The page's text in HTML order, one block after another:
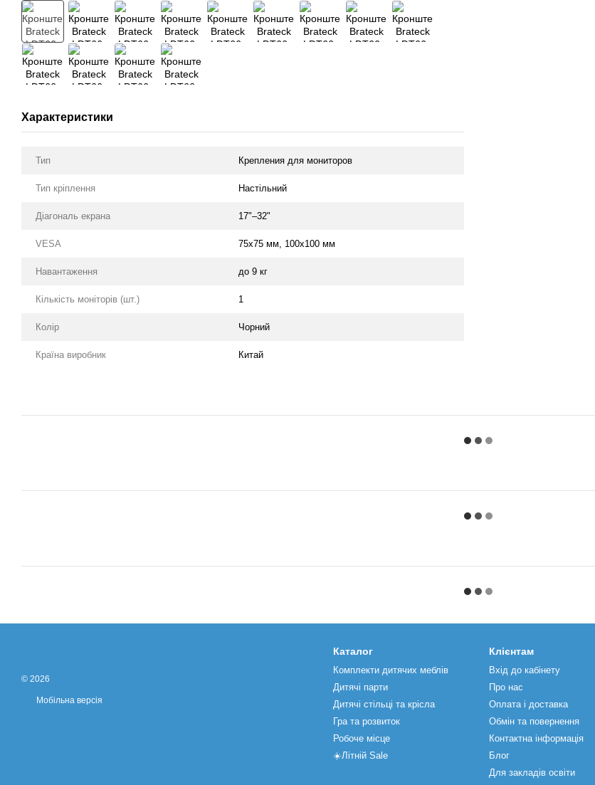
Характеристики
Тип Крепления для мониторов
Тип кріплення Настільний
Діагональ екрана 17"–32"
VESA 75x75 мм, 100x100 мм
Навантаження до 9 кг
Кількість моніторів (шт.) 1
Колір Чорний
Країна виробник Китай
© 2026
Мобільна версія
Каталог
Комплекти дитячих меблів
Дитячі парти
Дитячі стільці та крісла
Гра та розвиток
Робоче місце
☀️Літній Sale
Клієнтам
Вхід до кабінету
Про нас
Оплата і доставка
Обмін та повернення
Контактна інформація
Блог
Для закладів освіти